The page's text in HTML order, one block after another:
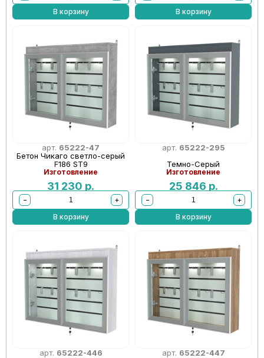
В корзину
В корзину
арт. 65222-47
Бетон Чикаго светло-серый
F186 ST9
Изготовление
31 230 р.
−
+
В корзину
арт. 65222-295
Темно-Серый
Изготовление
25 846 р.
−
+
В корзину
арт. 65222-446
арт. 65222-447